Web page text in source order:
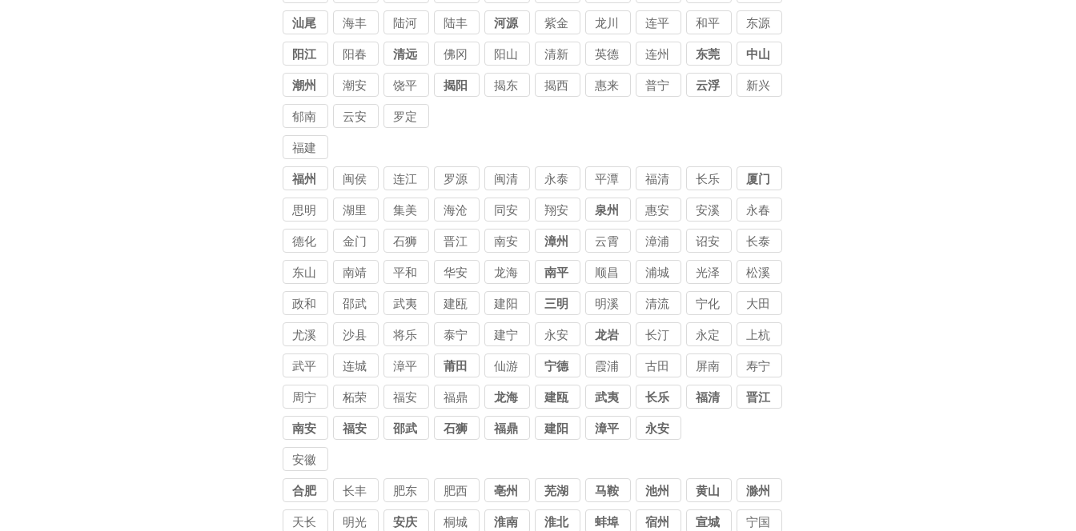
汕尾 海丰 陆河 陆丰 河源 紫金 龙川 连平 和平 东源
阳江 阳春 清远 佛冈 阳山 清新 英德 连州 东莞 中山
潮州
潮安
讨债
饶平
讨债
揭阳 揭东 揭西 惠来 普宁 云浮 新兴
郁南 云安 罗定
福建
讨债
公司
福州 闽侯 连江 罗源 闽清 永泰 平潭 福清 长乐 厦门
思明
区讨
债公
司
湖里
区讨
债公
司
集美
区讨
债公
司
海沧
区讨
债公
司
同安
区讨
债公
司
翔安
区讨
债公
司
泉州 惠安 安溪 永春
德化 金门 石狮 晋江 南安 漳州
云霄
讨债
公司
漳浦
讨债
公司
诏安
讨债
公司
长泰
讨债
公司
东山 南靖 平和 华安 龙海 南平 顺昌 浦城 光泽 松溪
政和 邵武
武夷
山
建瓯 建阳 三明 明溪 清流 宁化 大田
尤溪 沙县 将乐 泰宁 建宁 永安 龙岩 长汀 永定 上杭
武平 连城 漳平 莆田 仙游 宁德 霞浦 古田 屏南 寿宁
周宁 柘荣 福安 福鼎 龙海 建瓯
武夷
山
长乐 福清 晋江
南安 福安 邵武 石狮 福鼎 建阳 漳平 永安
安徽
讨债
公司
合肥 长丰 肥东 肥西 亳州 芜湖
马鞍
山
池州 黄山 滁州
天长 明光 安庆 桐城 淮南 淮北 蚌埠 宿州 宣城 宁国